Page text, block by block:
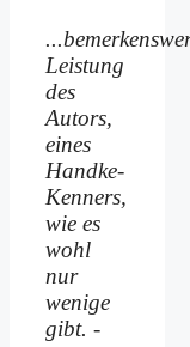
Leistung
des
Autors,
eines
Handke-
Kenners,
wie es
wohl
nur
wenige
gibt. -